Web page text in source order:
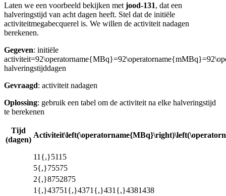
Laten we een voorbeeld bekijken met jood-131, dat een
halveringstijd van acht dagen heeft. Stel dat de initiële
activiteitmegabecquerel is. We willen de activiteit nadagen
berekenen.
Gegeven: initiële
activiteit
halveringstijddagen
Gevraagd: activiteit nadagen
Oplossing: gebruik een tabel om de activiteit na elke halveringstijd
te berekenen
Tijd
(dagen)
Activiteit
11{,}5115
5{,}75575
2{,}8752875
1{,}43751{,}4371{,}431{,}4381438